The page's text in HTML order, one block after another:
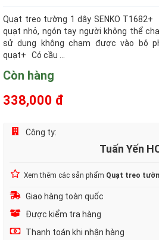
Quạt treo tường 1 dây SENKO
quạt nhỏ, ngón tay người không thể
sử dụng không chạm được vào bộ
quạt+ Có cầu ...
Còn hàng
338,000 đ
Công ty:
Tuấn Yến
Xem thêm các sản phẩm Quạt treo
Giao hàng toàn quốc
Được kiểm tra hàng
Thanh toán khi nhận hàng